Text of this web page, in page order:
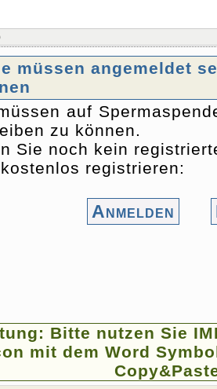
müssen angemeldet
auf
zu können.
Sie noch kein
kostenlos registrieren:
Anmelden
Bitte nutzen Sie
mit dem Word